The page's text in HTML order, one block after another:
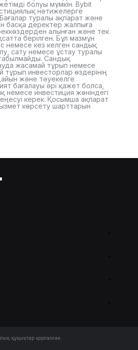
болуы мүмкін. Bybit
нәтижелерге
туралы ақпарат және
басқа деректер жалпыға
алынған және тек
берілген. Бұл мазмұн
немесе кез келген сандық
сату немесе ұстау туралы
Сандық
жасамай тұрып немесе
тұрып инвесторлар өздерінің
және тәуекелге
бағалауы әрі қажет болса,
немесе инвестиция жөніндегі
керек. Қосымша ақпарат
көрсету шарттарын
құқықтар қорғалған.